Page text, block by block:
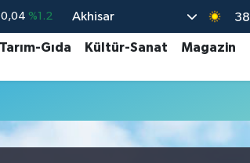
%1.2
%0.17
%2.12
Akhisar 38
Tarım-Gıda Kültür-Sanat
Magazin